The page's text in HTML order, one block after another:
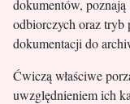
dokumentów,
odbiorczych oraz tryb
dokumentacji do
Ćwiczą właściwe
uwzględnieniem ich